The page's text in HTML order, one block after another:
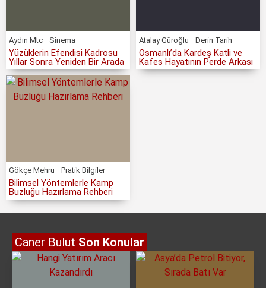
Aydın Mtc Sinema
Yüzüklerin Efendisi Kadrosu
Yıllar Sonra Yeniden Bir Arada
Atalay Güroğlu Derin Tarih
Osmanlı’da Kardeş Katli ve
Kafes Hayatının Perde Arkası
Gökçe Mehru Pratik Bilgiler
Bilimsel Yöntemlerle Kamp
Buzluğu Hazırlama Rehberi
Caner Bulut Son Konular